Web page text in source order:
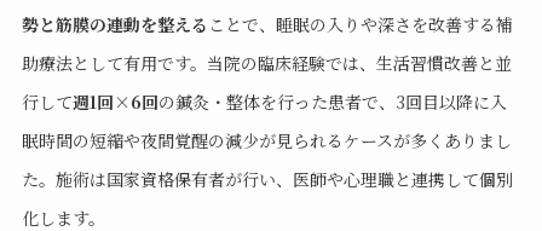
勢と筋膜の連動を整える ことで、睡眠の入りや深さを改善する補
助療法として有用です。当院の臨床経験では、生活習慣改善と並
行して週1回×6回の鍼灸・整体を行った患者で、3回目以降に入
眠時間の短縮や夜間覚醒の減少が見られるケースが多くありまし
た。施術は国家資格保有者が行い、医師や心理職と連携して個別
化します。